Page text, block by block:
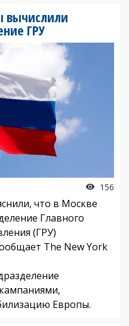
вычислили
ГРУ
156
что в Москве
Главного
(ГРУ)
The New York
Европы.